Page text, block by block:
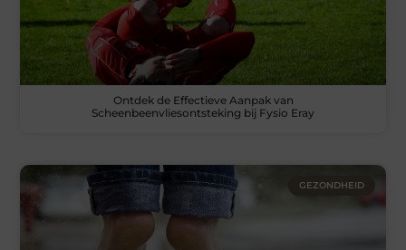
Ontdek de Effectieve Aanpak van
Scheenbeenvliesontsteking bij Fysio Eray
GEZONDHEID